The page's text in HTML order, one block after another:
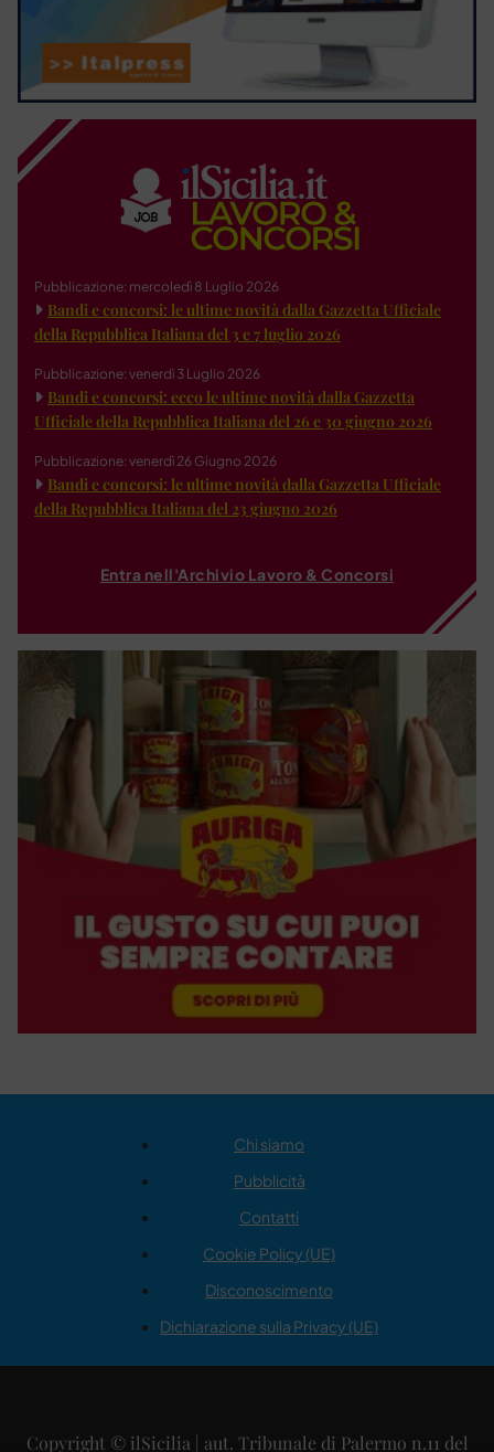
Pubblicazione: mercoledì 8 Luglio 2026
Bandi e concorsi: le ultime novità dalla Gazzetta Ufficiale
della Repubblica Italiana del 3 e 7 luglio 2026
Pubblicazione: venerdì 3 Luglio 2026
Bandi e concorsi: ecco le ultime novità dalla Gazzetta
Ufficiale della Repubblica Italiana del 26 e 30 giugno 2026
Pubblicazione: venerdì 26 Giugno 2026
Bandi e concorsi: le ultime novità dalla Gazzetta Ufficiale
della Repubblica Italiana del 23 giugno 2026
Entra nell'Archivio Lavoro & Concorsi
Chi siamo
Pubblicità
Contatti
Cookie Policy (UE)
Disconoscimento
Dichiarazione sulla Privacy (UE)
Copyright © ilSicilia | aut. Tribunale di Palermo n.11 del